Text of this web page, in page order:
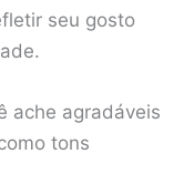
seu gosto
ache agradáveis
tons